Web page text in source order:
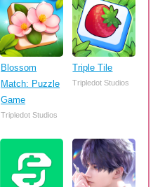
Blossom
Match: Puzzle
Game
Tripledot Studios
Triple Tile
Tripledot Studios